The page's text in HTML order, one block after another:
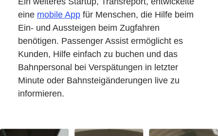
eine mobile App für Menschen, die Hilfe beim
Ein- und Aussteigen beim Zugfahren
benötigen. Passenger Assist ermöglicht es
Kunden, Hilfe einfach zu buchen und das
Bahnpersonal bei Verspätungen in letzter
Minute oder Bahnsteigänderungen live zu
informieren.